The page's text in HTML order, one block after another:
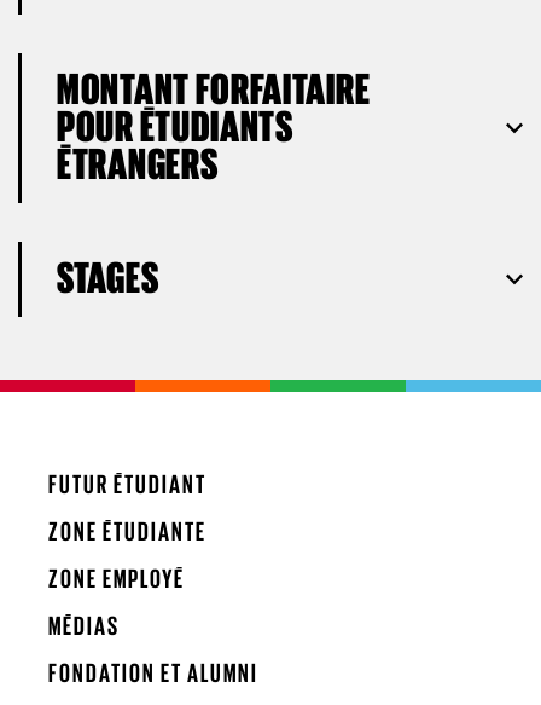
MONTANT FORFAITAIRE
POUR ÉTUDIANTS
ÉTRANGERS
STAGES
FUTUR ÉTUDIANT
ZONE ÉTUDIANTE
ZONE EMPLOYÉ
MÉDIAS
FONDATION ET ALUMNI